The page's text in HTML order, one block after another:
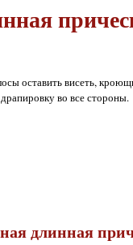
оставить висеть,
во все стороны.
длинная